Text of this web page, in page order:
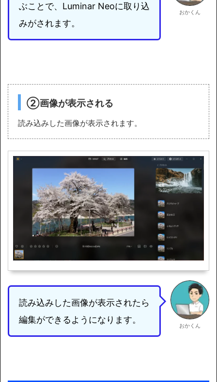
ぶことで、Luminar Neoに取り込
みがされます。
おかくん
②画像が表示される
読み込みした画像が表示されます。
読み込みした画像が表示されたら
編集ができるようになります。
おかくん